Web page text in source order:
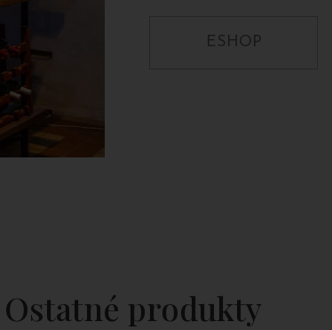
ESHOP
Ostatné produkty